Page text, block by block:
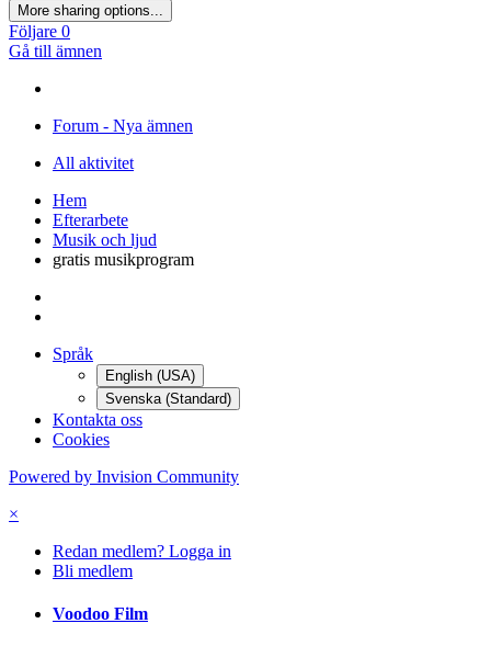
More sharing options...
Följare 0
Gå till ämnen
Forum - Nya ämnen
All aktivitet
Hem
Efterarbete
Musik och ljud
gratis musikprogram
Språk
English (USA)
Svenska (Standard)
Kontakta oss
Cookies
Powered by Invision Community
×
Redan medlem? Logga in
Bli medlem
Voodoo Film